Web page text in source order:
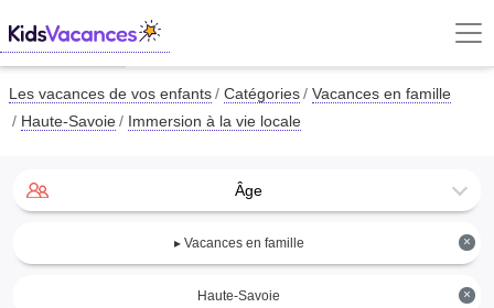
Les vacances de vos enfants Catégories
Vacances en famille
Haute-Savoie
Immersion à la vie locale
Âge
×
▸ Vacances en famille
×
Haute-Savoie